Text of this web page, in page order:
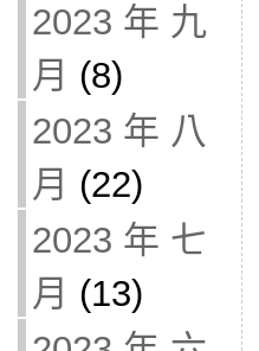
2023 年 九
月 (8)
2023 年 八
月 (22)
2023 年 七
月 (13)